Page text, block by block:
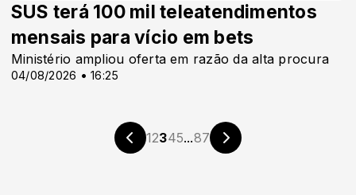
04/08/2026 • 16:25
SUS terá 100 mil teleatendimentos
mensais para vício em bets
Ministério ampliou oferta em razão da alta procura
12345...87